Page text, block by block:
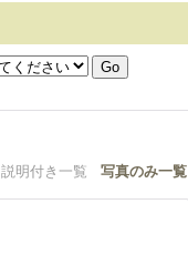
説明付き一覧 写真のみ一覧